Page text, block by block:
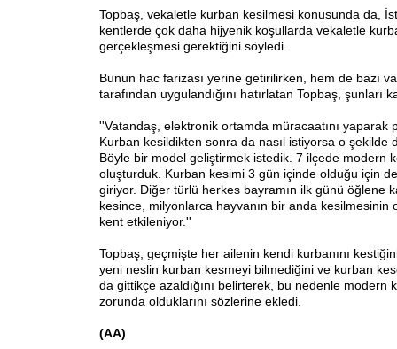
Topbaş, vekaletle kurban kesilmesi konusunda da,
kentlerde çok daha hijyenik koşullarda vekaletle
gerçekleşmesi gerektiğini söyledi.
Bunun hac farizası yerine getirilirken, hem de bazı
tarafından uygulandığını hatırlatan Topbaş, şunları
''Vatandaş, elektronik ortamda müracaatını yaparak
Kurban kesildikten sonra da nasıl istiyorsa o şekilde
Böyle bir model geliştirmek istedik. 7 ilçede modern
oluşturduk. Kurban kesimi 3 gün içinde olduğu için
giriyor. Diğer türlü herkes bayramın ilk günü öğlene
kesince, milyonlarca hayvanın bir anda kesilmesinin
kent etkileniyor.''
Topbaş, geçmişte her ailenin kendi kurbanını
yeni neslin kurban kesmeyi bilmediğini ve kurban
da gittikçe azaldığını belirterek, bu nedenle modern
zorunda olduklarını sözlerine ekledi.
(AA)